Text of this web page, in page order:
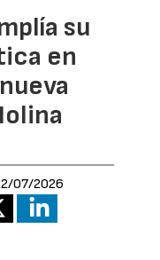
su
en
07/2026